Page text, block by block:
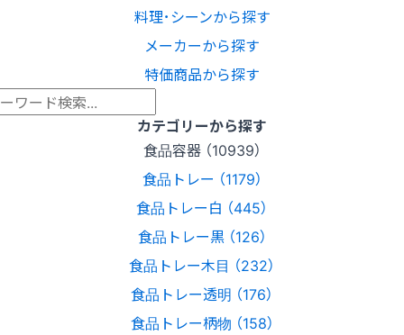
料理･シーンから探す
メーカーから探す
特価商品から探す
カテゴリーから探す
食品容器 （10939）
食品トレー （1179）
食品トレー白 （445）
食品トレー黒 （126）
食品トレー木目 （232）
食品トレー透明 （176）
食品トレー柄物 （158）